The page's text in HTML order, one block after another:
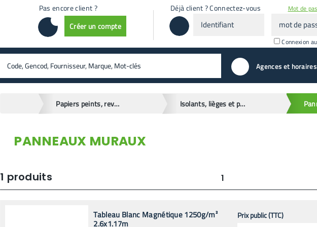
Pas encore client ?
Créer un compte
Déjà client ? Connectez-vous
passeConnexion
Mot de
rechercher valider Agences et horaires
Papiers peints, revêtements muraux Isolants, lièges et panneaux
retour en arrière
PANNEAUX MURAUX
1 produits 1
Tableau Blanc Magnétique 1250g/m²
2.6x1.17m
Prix public (TTC)